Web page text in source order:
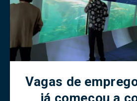
Vagas de
já começou a